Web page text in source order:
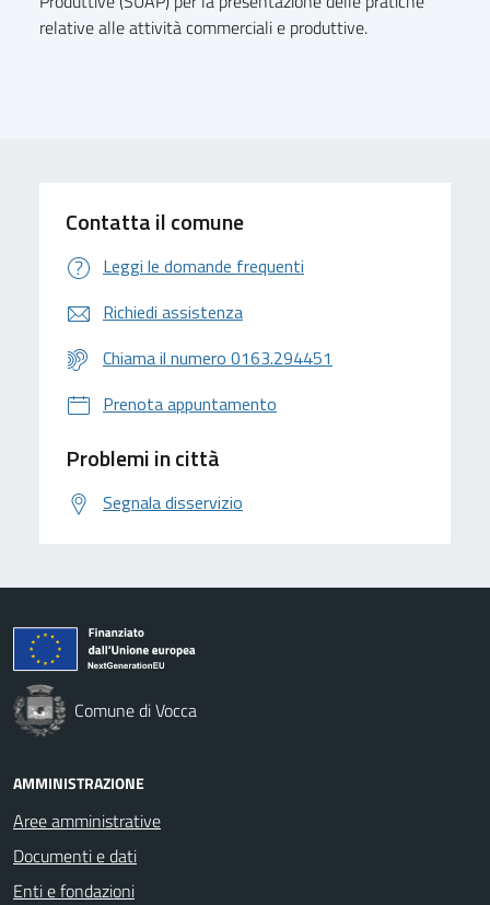
relative alle attività commerciali e produttive.
Contatta il comune
Leggi le domande frequenti
Richiedi assistenza
Chiama il numero 0163.294451
Prenota appuntamento
Problemi in città
Segnala disservizio
Comune di Vocca
AMMINISTRAZIONE
Aree amministrative
Documenti e dati
Enti e fondazioni